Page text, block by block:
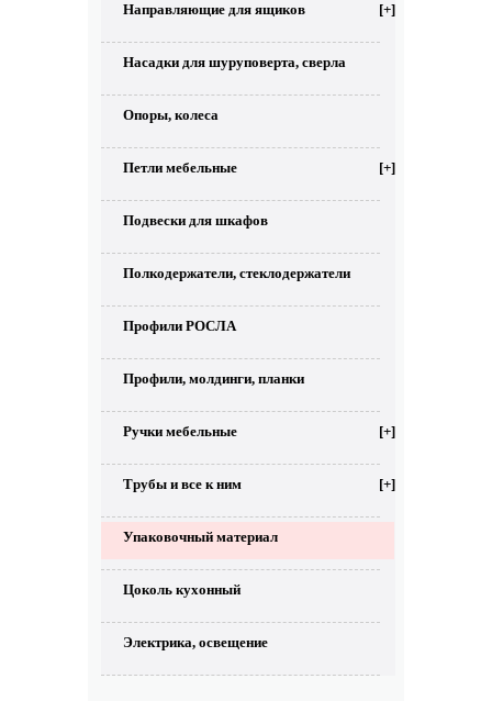
Направляющие для ящиков [+]
Насадки для шуруповерта, сверла
Опоры, колеса
Петли мебельные [+]
Подвески для шкафов
Полкодержатели, стеклодержатели
Профили РОСЛА
Профили, молдинги, планки
Ручки мебельные [+]
Трубы и все к ним [+]
Упаковочный материал
Цоколь кухонный
Электрика, освещение